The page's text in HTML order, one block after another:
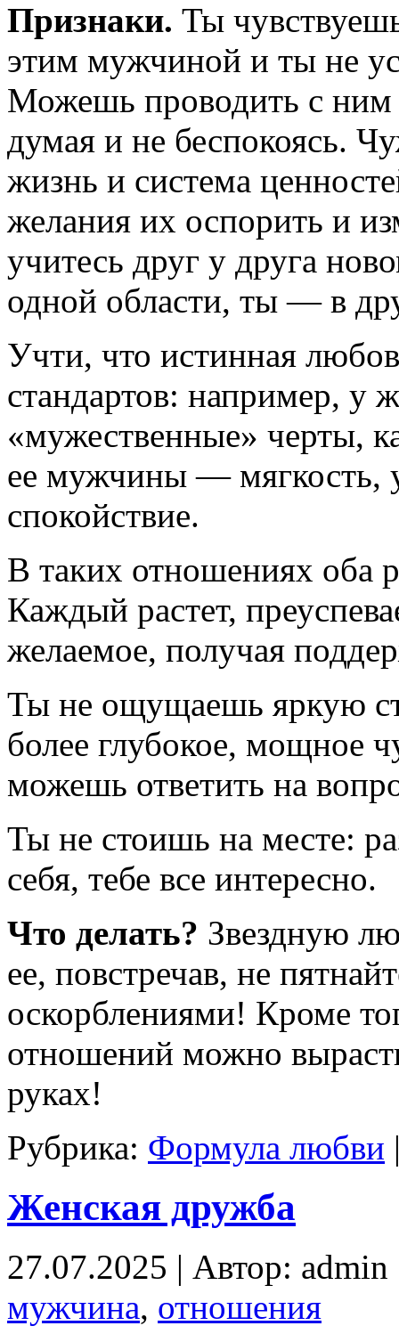
Признаки. Ты
этим мужчиной и ты не
Можешь проводить с ним
думая и не беспокоясь.
жизнь и система
желания их оспорить и
учитесь друг у друга
одной области, ты — в
Учти, что истинная
стандартов: например, у
«мужественные» черты,
ее мужчины — мягкость,
спокойствие.
В таких отношениях оба
Каждый растет,
желаемое, получая
Ты не ощущаешь яркую
более глубокое, мощное
можешь ответить на
Ты не стоишь на месте:
себя, тебе все интересно.
Что делать? Звездную
ее, повстречав, не
оскорблениями! Кроме
отношений можно
руках!
Рубрика: Формула любви
Женская дружба
27.07.2025 | Автор:
мужчина, отношения